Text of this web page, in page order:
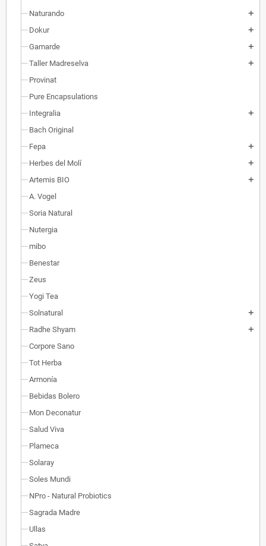
Naturando add
Dokur add
Gamarde add
Taller Madreselva add
Provinat
Pure Encapsulations
Integralia
add
Bach Original
Fepa
add
Herbes del Molí add
Artemis BIO add
A. Vogel
Soria Natural
Nutergia
mibo
Benestar
Zeus
Yogi Tea
Solnatural
add
Radhe Shyam add
Corpore Sano
Tot Herba
Armonía
Bebidas Bolero
Mon Deconatur
Salud Viva
Plameca
Solaray
Soles Mundi
NPro - Natural Probiotics
Sagrada Madre
Ullas